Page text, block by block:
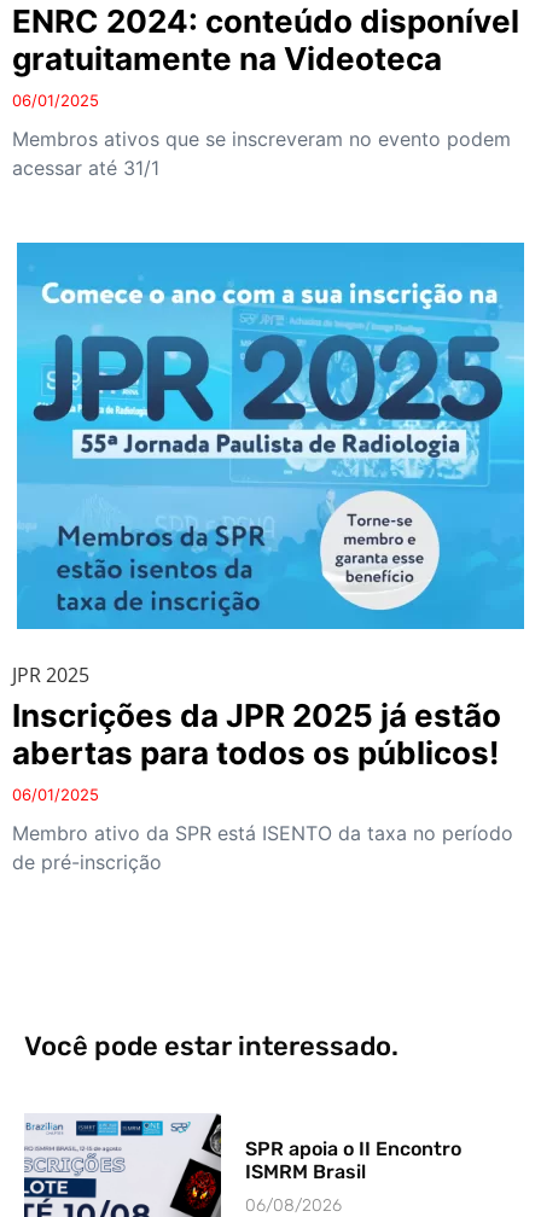
ENRC 2024: conteúdo disponível
gratuitamente na Videoteca
06/01/2025
Membros ativos que se inscreveram no evento podem
acessar até 31/1
JPR 2025
Inscrições da JPR 2025 já estão
abertas para todos os públicos!
06/01/2025
Membro ativo da SPR está ISENTO da taxa no período
de pré-inscrição
Você pode estar interessado.
SPR apoia o II Encontro
ISMRM Brasil
06/08/2026